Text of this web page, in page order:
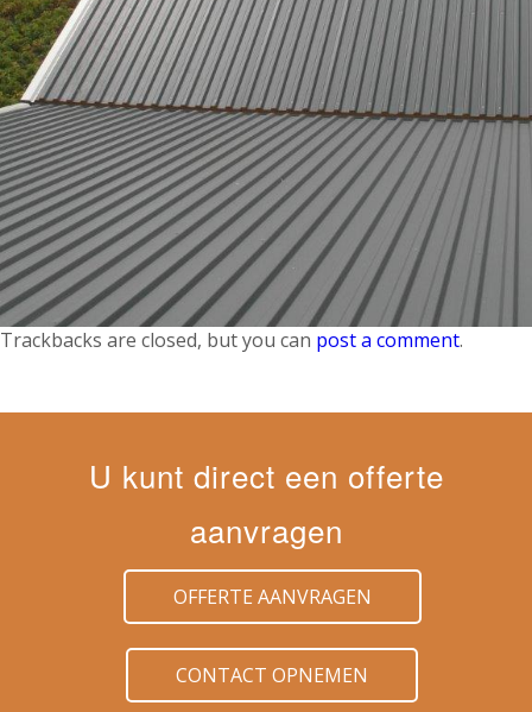
Trackbacks are closed, but you can post a comment.
U kunt direct een offerte
aanvragen
OFFERTE AANVRAGEN
CONTACT OPNEMEN